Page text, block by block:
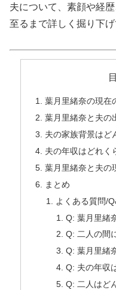
夫について、素顔や経
至るまで詳しく掘り下げ
葉月里緒奈の現在
葉月里緒奈と夫の
夫の家族背景はど
夫の年収はどれく
葉月里緒奈と夫の
まとめ
よくある質問/
Q: 葉月里緒
Q: 二人の間
Q: 葉月里緒
Q: 夫の年収
Q: 二人はど